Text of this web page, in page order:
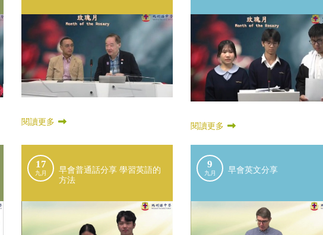
閱讀更多 閱讀更多
17
九月
早會普通話分享 學習英語的
方法
9
九月 早會英文分享